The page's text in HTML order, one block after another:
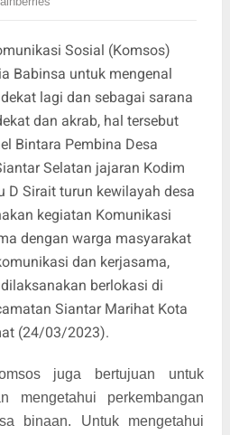
Sosial (Komsos)
Babinsa untuk mengenal
lagi dan sebagai sarana
dan akrab, hal tersebut
Bintara Pembina Desa
Selatan jajaran Kodim
D Sirait turun kewilayah desa
kegiatan Komunikasi
dengan warga masyarakat
dan kerjasama,
berlokasi di
Siantar Marihat Kota
(24/03/2023).
juga bertujuan untuk
mengetahui perkembangan
binaan. Untuk mengetahui